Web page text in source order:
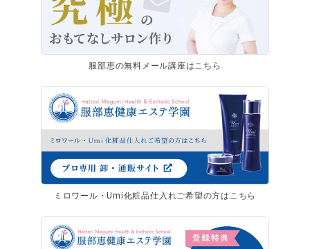
服部恵の無料メール講座はこちら
ミロワール・Umi化粧品仕入れご希望の方はこちら